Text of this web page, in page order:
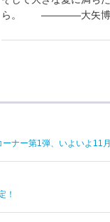
ら。 ――――大矢博子
ナー第1弾、いよいよ11
！